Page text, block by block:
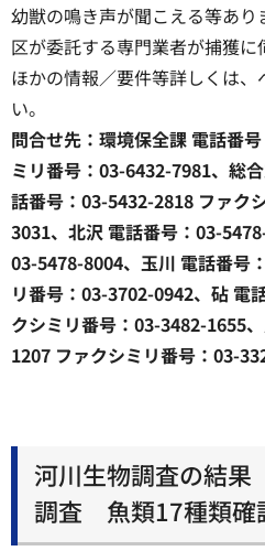
幼獣の鳴き声が聞こえる等あり
区が委託する専門業者が捕獲に
ほかの情報／要件等詳しくは、
い。
問合せ先：環境保全課 電話番
ミリ番号：03-6432-7981、総
話番号：03-5432-2818 ファク
3031、北沢 電話番号：03-
03-5478-8004、玉川 電話番号
リ番号：03-3702-0942、砧 電
クシミリ番号：03-3482-1655
1207 ファクシミリ番号：03-
河川生物調査の結果
調査 魚類17種類確